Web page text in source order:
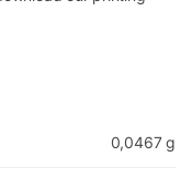
0,0467 g